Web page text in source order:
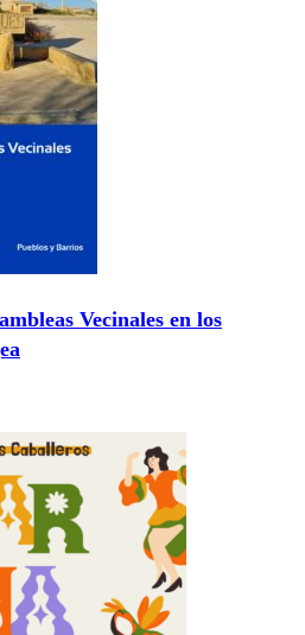
Vecinales en los